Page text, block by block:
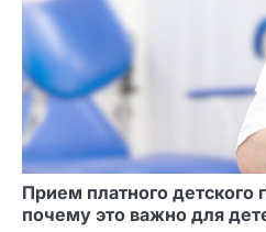
Прием платного детского
почему это важно для